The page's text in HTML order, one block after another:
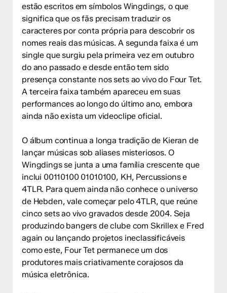
estão escritos em símbolos Wingdings, o que
significa que os fãs precisam traduzir os
caracteres por conta própria para descobrir os
nomes reais das músicas. A segunda faixa é um
single que surgiu pela primeira vez em outubro
do ano passado e desde então tem sido
presença constante nos sets ao vivo do Four Tet.
A terceira faixa também apareceu em suas
performances ao longo do último ano, embora
ainda não exista um videoclipe oficial.
O álbum continua a longa tradição de Kieran de
lançar músicas sob aliases misteriosos. O
Wingdings se junta a uma família crescente que
inclui 00110100 01010100, KH, Percussions e
4TLR. Para quem ainda não conhece o universo
de Hebden, vale começar pelo 4TLR, que reúne
cinco sets ao vivo gravados desde 2004. Seja
produzindo bangers de clube com Skrillex e Fred
again ou lançando projetos ineclassificáveis
como este, Four Tet permanece um dos
produtores mais criativamente corajosos da
música eletrônica.